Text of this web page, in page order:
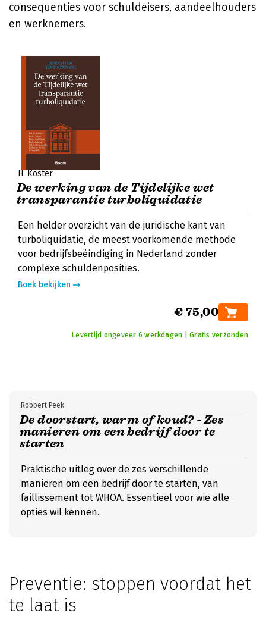
consequenties voor schuldeisers, aandeelhouders
en werknemers.
H. Koster
De werking van de Tijdelijke wet
transparantie turboliquidatie
Een helder overzicht van de juridische kant van
turboliquidatie, de meest voorkomende methode
voor bedrijfsbeëindiging in Nederland zonder
complexe schuldenposities.
Boek bekijken
€ 75,00
Levertijd ongeveer 6 werkdagen | Gratis verzonden
De doorstart, warm of koud? - Zes
manieren om een bedrijf door te
starten
Robbert Peek
Praktische uitleg over de zes verschillende
manieren om een bedrijf door te starten, van
faillissement tot WHOA. Essentieel voor wie alle
opties wil kennen.
Preventie: stoppen voordat het
te laat is